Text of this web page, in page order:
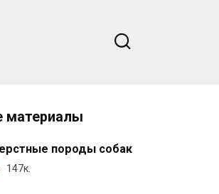
материалы
породы собак
147к.